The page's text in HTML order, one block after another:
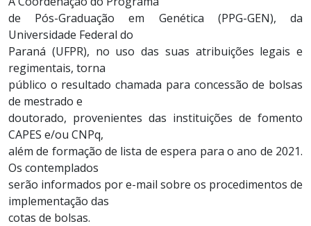
de Pós-­Graduação em Genética (PPG-GEN), da
Universidade Federal do
Paraná (UFPR), no uso das suas atribuições legais e
regimentais, torna
público o resultado chamada para concessão de bolsas
de mestrado e
doutorado, provenientes das instituições de fomento
CAPES e/ou CNPq,
além de formação de lista de espera para o ano de 2021.
Os contemplados
serão informados por e-mail sobre os procedimentos de
implementação das
cotas de bolsas.